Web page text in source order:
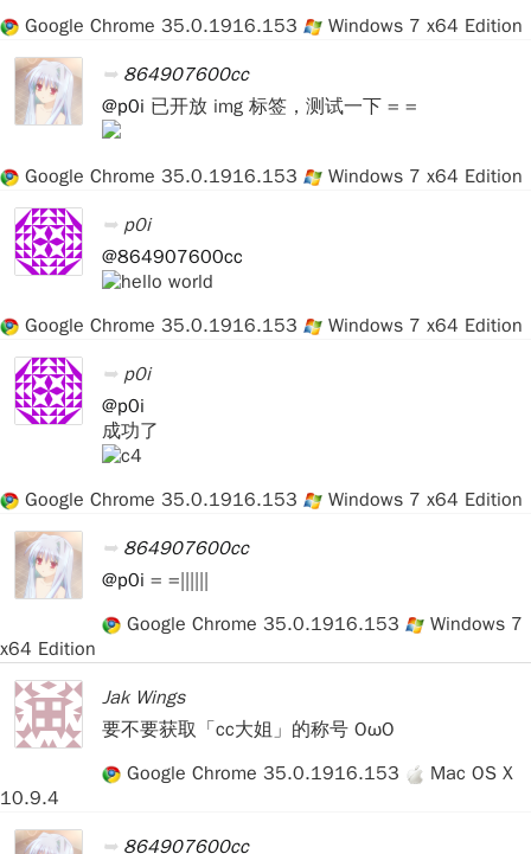
Google Chrome 35.0.1916.153
Windows 7 x64 Edition
864907600cc
@p0i 已开放 img 标签，测试一下 = =
Google Chrome 35.0.1916.153 Windows 7 x64 Edition
p0i
@864907600cc
Google Chrome 35.0.1916.153 Windows 7 x64 Edition
p0i
@p0i
成功了
Google Chrome 35.0.1916.153 Windows 7 x64 Edition
864907600cc
@p0i = =||||||
Google Chrome 35.0.1916.153
Windows 7
x64 Edition
Jak Wings
要不要获取「cc大姐」的称号 OωO
Google Chrome 35.0.1916.153
Mac OS X
10.9.4
864907600cc